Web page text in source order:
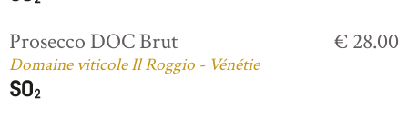
Prosecco DOC Brut
Domaine viticole Il Roggio - Vénétie
€ 28.00